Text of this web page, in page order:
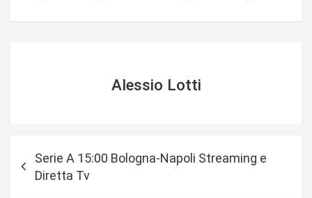
Alessio Lotti
Serie A 15:00 Bologna-Napoli Streaming e
Diretta Tv